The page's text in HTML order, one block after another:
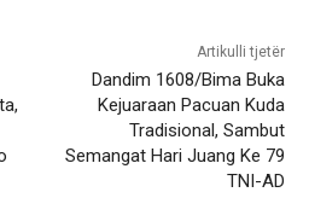
Artikulli tjetër
Dandim 1608/Bima Buka
Kejuaraan Pacuan Kuda
Tradisional, Sambut
Semangat Hari Juang Ke 79
TNI-AD